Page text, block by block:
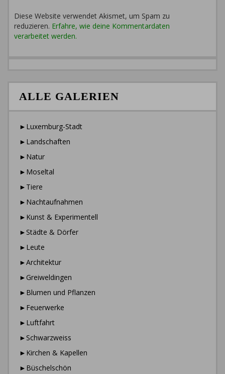
Diese Website verwendet Akismet, um Spam zu
reduzieren. Erfahre, wie deine Kommentardaten
verarbeitet werden.
ALLE GALERIEN
►Luxemburg-Stadt
►Landschaften
►Natur
►Moseltal
►Tiere
►Nachtaufnahmen
►Kunst & Experimentell
►Städte & Dörfer
►Leute
►Architektur
►Greiweldingen
►Blumen und Pflanzen
►Feuerwerke
►Luftfahrt
►Schwarzweiss
►Kirchen & Kapellen
►Büschelschön